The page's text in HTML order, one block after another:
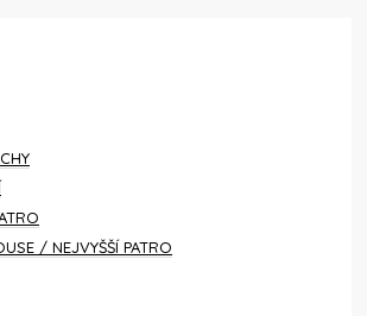
UKONČENÍ TRANSAKCE
VILY
/ NEJVYŠŠÍ PATRO